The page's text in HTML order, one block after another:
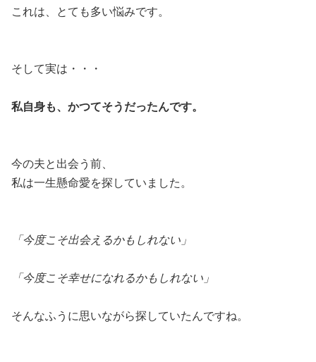
これは、とても多い悩みです。
そして実は・・・
私自身も、かつてそうだったんです。
今の夫と出会う前、
私は一生懸命愛を探していました。
「今度こそ出会えるかもしれない」
「今度こそ幸せになれるかもしれない」
そんなふうに思いながら探していたんですね。